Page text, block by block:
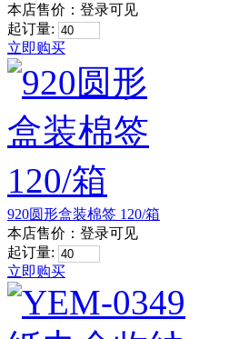
本店售价： 登录可见
起订量:
立即购买
920圆形盒装棉签 120/箱
本店售价： 登录可见
起订量:
立即购买